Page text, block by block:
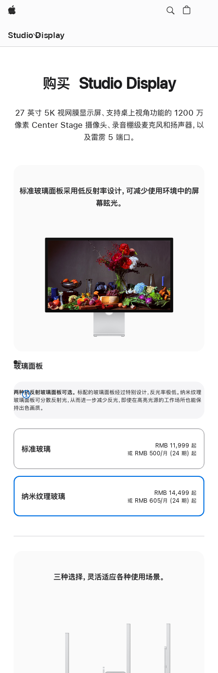
Apple
Studio Display
购买 Studio Display
27 英寸 5K 视网膜显示屏、支持桌上视角功能的 1200 万
像素 Center Stage 摄像头、录音棚级麦克风和扬声器，以
及雷雳 5 端口。
标准玻璃面板采用低反射率设计，可减少使用环境中的屏
幕眩光。
玻璃面板
两种抗反射玻璃面板可选。 标配的玻璃面板经过特别设计，反光率极低。纳米纹理
玻璃面板可分散反射光，从而进一步减少反光，即使在高亮光源的工作场所也能保
持出色画质。
展
开
标准玻璃 RMB 11,999 起
或 RMB 500/月 (24 期) 起
纳米纹理玻璃 RMB 14,499 起
或 RMB 605/月 (24 期) 起
三种选择，灵活适应各种使用场景。